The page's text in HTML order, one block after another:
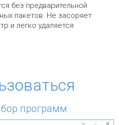
без предварительной
пакетов. Не засоряет
и легко удаляется
программ